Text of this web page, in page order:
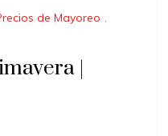
de Mayoreo ,
|